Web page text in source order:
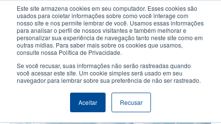
Este site armazena cookies em seu computador. Esses cookies são
usados para coletar informações sobre como você interage com
nosso site e nos permite lembrar de você. Usamos essas informações
para analisar o perfil de nossos visitantes e também melhorar e
personalizar sua experiência de navegação tanto neste site como em
outras mídias. Para saber mais sobre os cookies que usamos,
consulte nossa Política de Privacidade.
Se você recusar, suas informações não serão rastreadas quando
você acessar este site. Um cookie simples será usado em seu
navegador para lembrar sobre sua preferência de não ser rastreado.
Aceitar Recusar
conteúdo
principal
User
account
User
Header
Seletor de Produto Contactar Vendas
Perfil da Empresa